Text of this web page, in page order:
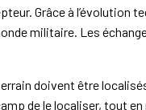
Grâce à l’évolution
militaire. Les
doivent être
de le localiser, tout